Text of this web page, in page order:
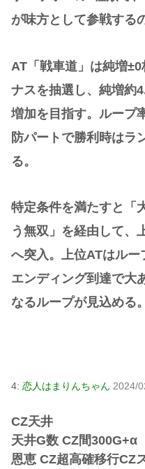
が味方として参戦する
AT「戦車道」は純増
ナスを抽選し、純増約
増加を目指す。ループ
防パートで勝利時はラ
る。
特定条件を満たすと「
う無双」を経由して、
へ突入。上位ATはルー
エンディング到達で大
なるループが見込める。
4: 恋人はまりんちゃん 2024/
CZ天井
天井G数 CZ間300G+α
恩恵 CZ超高確移行CZ